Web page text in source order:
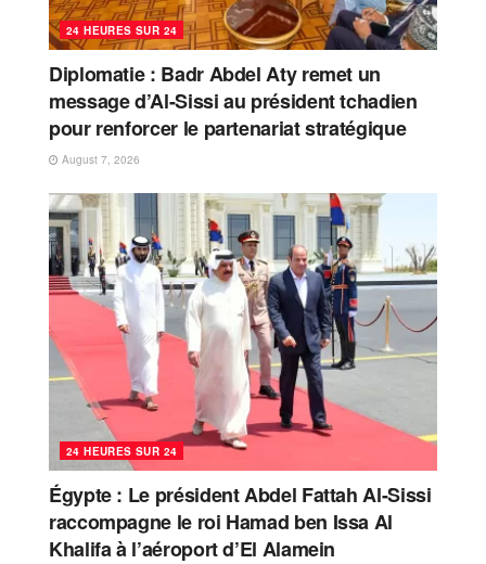
24 HEURES SUR 24
Diplomatie : Badr Abdel Aty remet un
message d’Al-Sissi au président tchadien
pour renforcer le partenariat stratégique
August 7, 2026
24 HEURES SUR 24
Égypte : Le président Abdel Fattah Al-Sissi
raccompagne le roi Hamad ben Issa Al
Khalifa à l’aéroport d’El Alamein